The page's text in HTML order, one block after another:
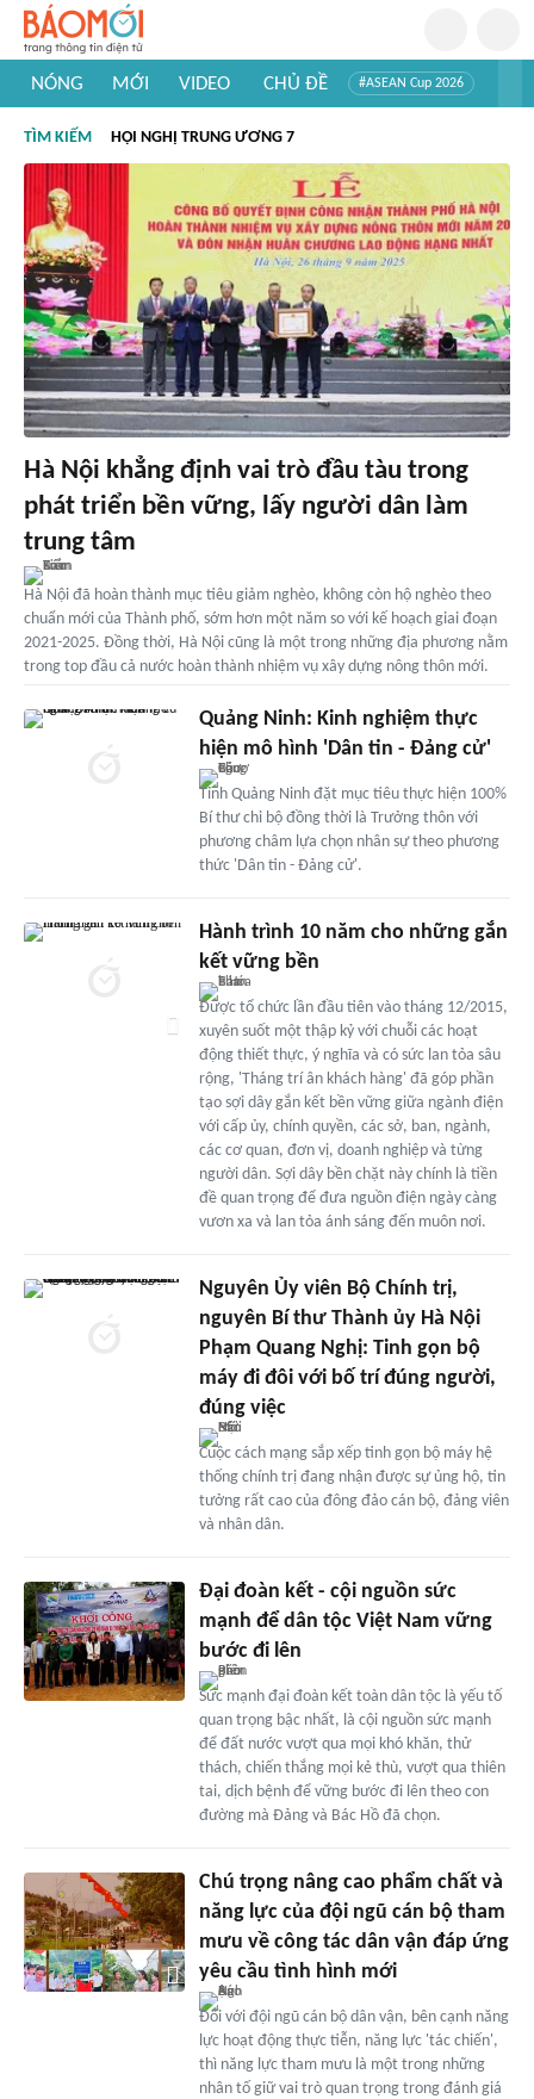
NÓNG MỚI VIDEO CHỦ ĐỀ #ASEAN Cup 2026
#Khám phá thế giới
TÌM KIẾM HỘI NGHỊ TRUNG ƯƠNG 7
Hà Nội khẳng định vai trò đầu tàu trong
phát triển bền vững, lấy người dân làm
trung tâm
Hà Nội đã hoàn thành mục tiêu giảm nghèo, không còn hộ nghèo theo
chuẩn mới của Thành phố, sớm hơn một năm so với kế hoạch giai đoạn
2021-2025. Đồng thời, Hà Nội cũng là một trong những địa phương nằm
trong top đầu cả nước hoàn thành nhiệm vụ xây dựng nông thôn mới.
Quảng Ninh: Kinh nghiệm thực
hiện mô hình 'Dân tin - Đảng cử'
Tỉnh Quảng Ninh đặt mục tiêu thực hiện 100%
Bí thư chi bộ đồng thời là Trưởng thôn với
phương châm lựa chọn nhân sự theo phương
thức 'Dân tin - Đảng cử'.
Hành trình 10 năm cho những gắn
kết vững bền
Được tổ chức lần đầu tiên vào tháng 12/2015,
xuyên suốt một thập kỷ với chuỗi các hoạt
động thiết thực, ý nghĩa và có sức lan tỏa sâu
rộng, 'Tháng trí ân khách hàng' đã góp phần
tạo sợi dây gắn kết bền vững giữa ngành điện
với cấp ủy, chính quyền, các sở, ban, ngành,
các cơ quan, đơn vị, doanh nghiệp và từng
người dân. Sợi dây bền chặt này chính là tiền
đề quan trọng để đưa nguồn điện ngày càng
vươn xa và lan tỏa ánh sáng đến muôn nơi.
Nguyên Ủy viên Bộ Chính trị,
nguyên Bí thư Thành ủy Hà Nội
Phạm Quang Nghị: Tinh gọn bộ
máy đi đôi với bố trí đúng người,
đúng việc
Cuộc cách mạng sắp xếp tinh gọn bộ máy hệ
thống chính trị đang nhận được sự ủng hộ, tin
tưởng rất cao của đông đảo cán bộ, đảng viên
và nhân dân.
Đại đoàn kết - cội nguồn sức
mạnh để dân tộc Việt Nam vững
bước đi lên
Sức mạnh đại đoàn kết toàn dân tộc là yếu tố
quan trọng bậc nhất, là cội nguồn sức mạnh
để đất nước vượt qua mọi khó khăn, thử
thách, chiến thắng mọi kẻ thù, vượt qua thiên
tai, dịch bệnh để vững bước đi lên theo con
đường mà Đảng và Bác Hồ đã chọn.
Chú trọng nâng cao phẩm chất và
năng lực của đội ngũ cán bộ tham
mưu về công tác dân vận đáp ứng
yêu cầu tình hình mới
Đối với đội ngũ cán bộ dân vận, bên cạnh năng
lực hoạt động thực tiễn, năng lực 'tác chiến',
thì năng lực tham mưu là một trong những
nhân tố giữ vai trò quan trọng trong đánh giá